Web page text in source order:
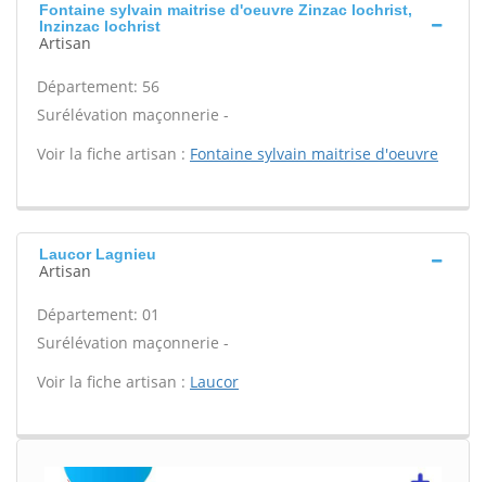
Fontaine sylvain maitrise d'oeuvre Zinzac lochrist,
Inzinzac lochrist
Artisan
Département: 56
Surélévation maçonnerie -
Voir la fiche artisan : Fontaine sylvain maitrise d'oeuvre
Laucor Lagnieu
Artisan
Département: 01
Surélévation maçonnerie -
Voir la fiche artisan : Laucor